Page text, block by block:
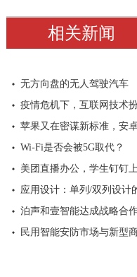
相关新闻
无方向盘的无人驾驶汽车
疫情危机下，互联网技术
苹果又在密谋新标准，安
Wi-Fi是否会被5G取代？
美团直播办公，学生钉钉
应用设计：单列/双列设计
泊声和壹智能达成战略合
民用智能安防市场与新型